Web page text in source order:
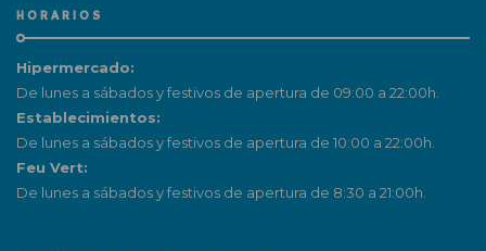
HORARIOS
Hipermercado:
De lunes a sábados y festivos de apertura de 09:00 a 22:00h.
Establecimientos:
De lunes a sábados y festivos de apertura de 10:00 a 22:00h.
Feu Vert:
De lunes a sábados y festivos de apertura de 8:30 a 21:00h.